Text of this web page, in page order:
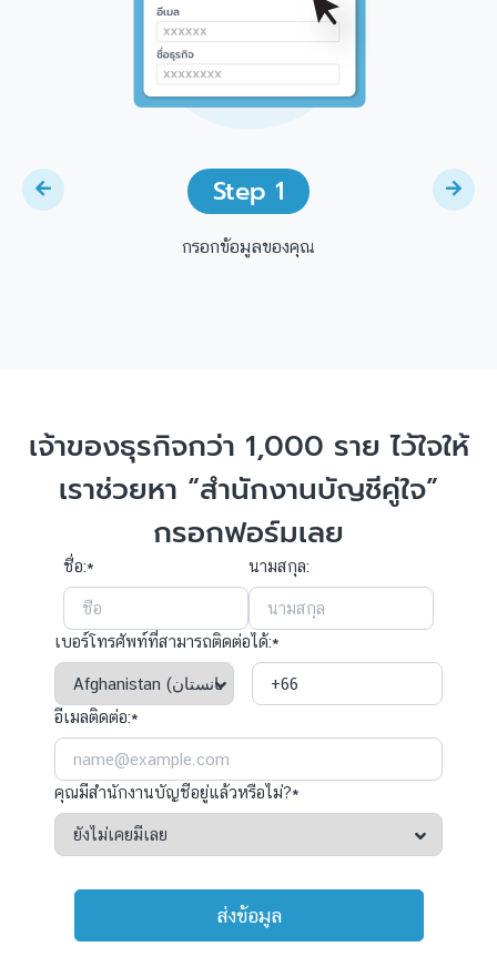
Step 1
กรอกข้อมูลของคุณ
เจ้าของธุรกิจกว่า 1,000 ราย ไว้ใจให้
เราช่วยหา “สำนักงานบัญชีคู่ใจ”
กรอกฟอร์มเลย
ชื่อ:* นามสกุล:
เบอร์โทรศัพท์ที่สามารถติดต่อได้:*
อีเมลติดต่อ:*
คุณมีสำนักงานบัญชีอยู่แล้วหรือไม่?*